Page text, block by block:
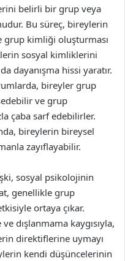
belirli bir grup veya
Bu süreç, bireylerin
grup kimliği oluşturması
sosyal kimliklerini
dayanışma hissi yaratır.
bireyler grup
ve grup
çaba sarf edebilirler.
bireylerin bireysel
zayıflayabilir.
sosyal psikolojinin
genellikle grup
ortaya çıkar.
dışlanmama kaygısıyla,
direktiflerine uymayı
kendi düşüncelerinin